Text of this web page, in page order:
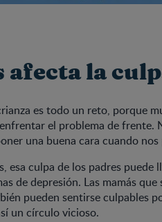
afecta la
es todo un reto, porque
el problema de frente.
una buena cara cuando
esa culpa de los padres puede
de depresión. Las mamás
pueden sentirse culpables
un círculo vicioso.